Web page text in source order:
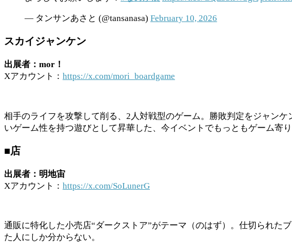
— タンサンあさと (@tansanasa) February 10, 2026
スカイジャンケン
出展者：mor！
Xアカウント： https://x.com/mori_boardgame
相手のライフを攻撃して削る、2人対戦型のゲーム。勝敗判定をジャン
いゲーム性を持つ遊びとして昇華した、今イベントでもっともゲーム寄
■店
出展者：明地宙
Xアカウント： https://x.com/SoLunerG
通販に特化した小売店“ダークストア”がテーマ（のはず）。仕切られ
た人にしか分からない。